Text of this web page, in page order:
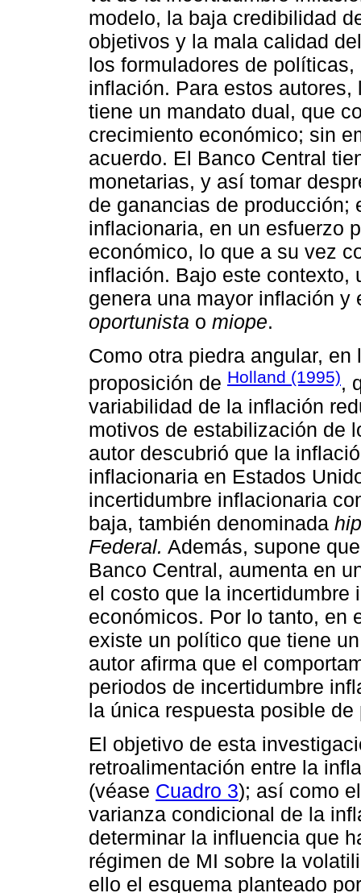
modelo, la baja credibilidad
objetivos y la mala calidad
los formuladores de
inflación. Para estos
tiene un mandato dual, que
crecimiento económico; sin
acuerdo. El Banco Central
monetarias, y así tomar
de ganancias de producción;
inflacionaria, en un esfuerzo
económico, lo que a su vez
inflación. Bajo este contexto,
genera una mayor inflación
oportunista o miope.
Como otra piedra angular,
proposición de Holland (1995),
variabilidad de la inflación
motivos de estabilización de
autor descubrió que la
inflacionaria en Estados
incertidumbre inflacionaria
baja, también denominada
Federal. Además, supone
Banco Central, aumenta en
el costo que la incertidumbre
económicos. Por lo tanto, en
existe un político que tiene
autor afirma que el
periodos de incertidumbre
la única respuesta posible
El objetivo de esta
retroalimentación entre la
(véase Cuadro 3); así como
varianza condicional de la
determinar la influencia que
régimen de MI sobre la
ello el esquema planteado